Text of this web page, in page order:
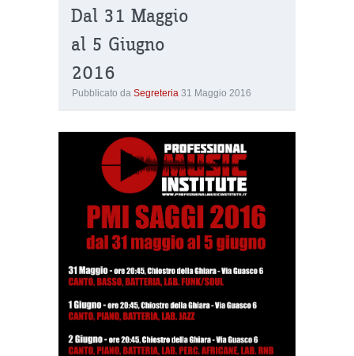
Dal 31 Maggio
al 5 Giugno
2016
Pubblicato da Segreteria 31 Maggio 2016